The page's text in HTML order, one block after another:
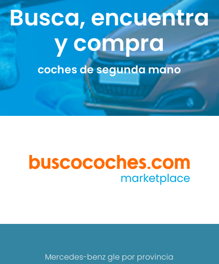
Busca, encuentra
y compra
coches de segunda mano
Mercedes-benz gle por provincia